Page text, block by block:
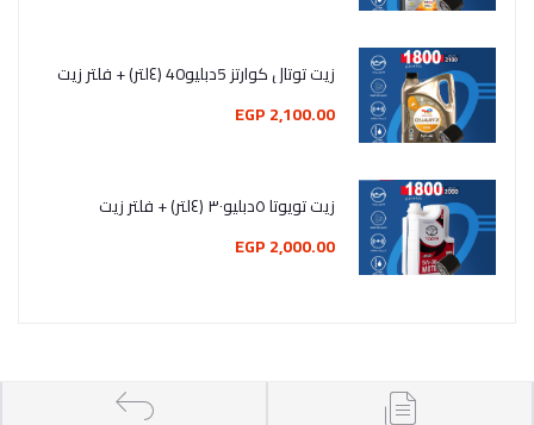
زيت توتال كوارتز 5دبليو40 (٤لتر) + فلتر زيت
2,100.00 EGP
زيت تويوتا ٥دبليو٣٠ (٤لتر) + فلتر زيت
2,000.00 EGP